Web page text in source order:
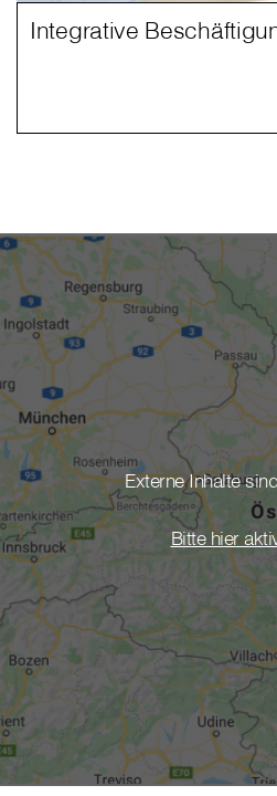
Integrative
Externe Inhalte
Bitte hier